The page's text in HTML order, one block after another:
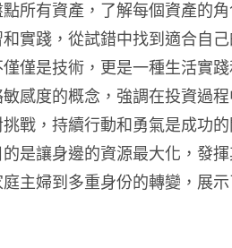
點所有資產，了解每個資產的
和實踐，從試錯中找到適合自
僅是技術，更是一種生活實
敏感度的概念，強調在投資過
挑戰，持續行動和勇氣是成功
是讓身邊的資源最大化，發
庭主婦到多重身份的轉變，展